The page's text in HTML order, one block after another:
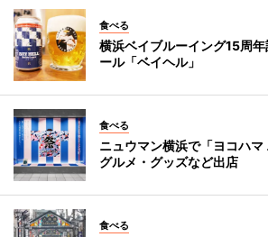
食べる
横浜ベイブルーイング15周
ール「ベイヘル」
食べる
ニュウマン横浜で「ヨコハ
グルメ・グッズなど出店
食べる